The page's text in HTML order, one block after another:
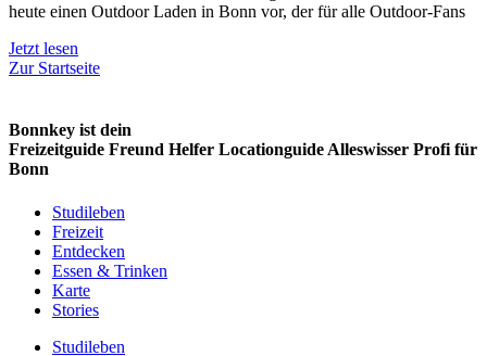
heute einen Outdoor Laden in Bonn vor, der für alle Outdoor-Fans
Jetzt lesen
Zur Startseite
Bonnkey ist dein
Freizeitguide Freund Helfer Locationguide Alleswisser Profi für
Bonn
Studileben
Freizeit
Entdecken
Essen & Trinken
Karte
Stories
Studileben